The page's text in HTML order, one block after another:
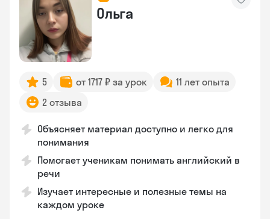
Ольга
5 от 1717 ₽ за урок
11 лет опыта
2 отзыва
Объясняет материал доступно и легко для
понимания
Помогает ученикам понимать английский в
речи
Изучает интересные и полезные темы на
каждом уроке